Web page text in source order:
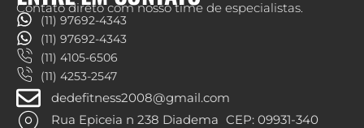
Contato direto com nosso time de especialistas.
(11) 97692-4343
(11) 97692-4343
(11) 4105-6506
(11) 4253-2547
dedefitness2008@gmail.com
Rua Epiceia n 238 Diadema CEP: 09931-340